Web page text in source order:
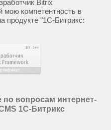
Bitrix
компетентность в
продукте "1С-Битрикс:
по вопросам интернет-
1С-Битрикс